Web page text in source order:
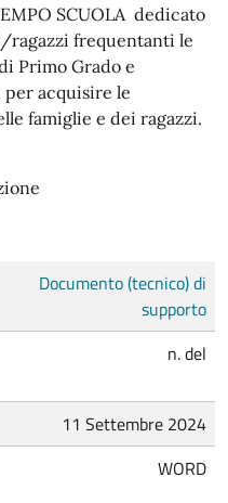
SCUOLA dedicato
ragazzi frequentanti le
Primo Grado e
per acquisire le
famiglie e dei ragazzi.
Documento (tecnico) di
supporto
n. del
11 Settembre 2024
WORD